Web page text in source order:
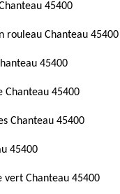
45400
rouleau Chanteau 45400
45400
Chanteau 45400
Chanteau 45400
45400
vert Chanteau 45400